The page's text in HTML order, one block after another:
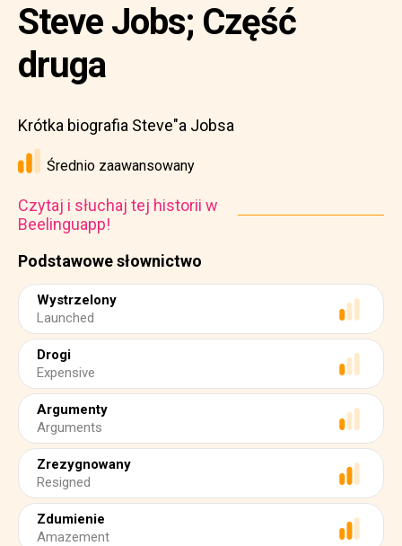
Podstawowe słownictwo
Wystrzelony
Launched
Drogi
Expensive
Argumenty
Arguments
Zrezygnowany
Resigned
Zdumienie
Amazement
Steve Jobs; Część
druga
Krótka biografia Steve"a Jobsa
Średnio zaawansowany
Czytaj i słuchaj tej historii w
Beelinguapp!